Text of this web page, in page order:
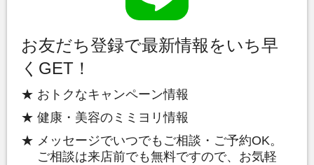
お友だち登録で最新情報をいち早
くGET！
おトクなキャンペーン情報
健康・美容のミミヨリ情報
メッセージでいつでもご相談・ご予約OK。
ご相談は来店前でも無料ですので、お気軽